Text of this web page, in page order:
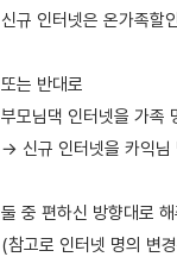
신규 인터넷은 온가족할
또는 반대로
부모님댁 인터넷을 가족
→ 신규 인터넷을 카익님
둘 중 편하신 방향대로
(참고로 인터넷 명의 변